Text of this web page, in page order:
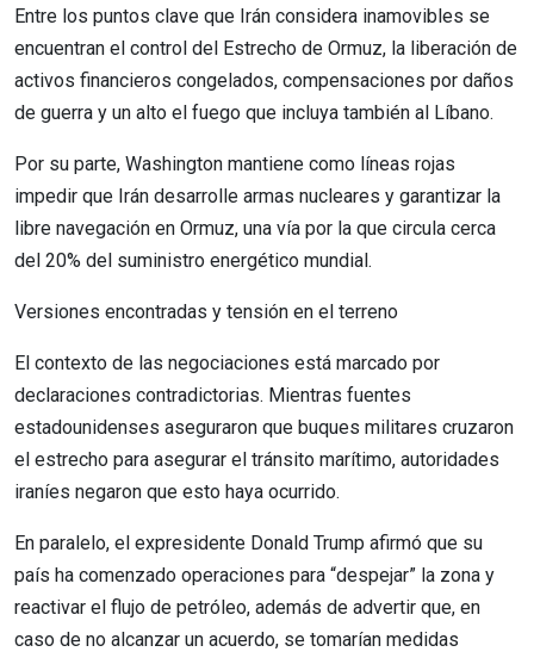
Entre los puntos clave que Irán considera inamovibles se
encuentran el control del Estrecho de Ormuz, la liberación de
activos financieros congelados, compensaciones por daños
de guerra y un alto el fuego que incluya también al Líbano.
Por su parte, Washington mantiene como líneas rojas
impedir que Irán desarrolle armas nucleares y garantizar la
libre navegación en Ormuz, una vía por la que circula cerca
del 20% del suministro energético mundial.
Versiones encontradas y tensión en el terreno
El contexto de las negociaciones está marcado por
declaraciones contradictorias. Mientras fuentes
estadounidenses aseguraron que buques militares cruzaron
el estrecho para asegurar el tránsito marítimo, autoridades
iraníes negaron que esto haya ocurrido.
En paralelo, el expresidente Donald Trump afirmó que su
país ha comenzado operaciones para “despejar” la zona y
reactivar el flujo de petróleo, además de advertir que, en
caso de no alcanzar un acuerdo, se tomarían medidas